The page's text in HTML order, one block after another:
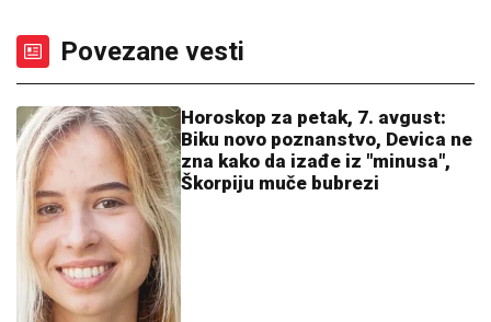
Povezane vesti
Horoskop za petak, 7. avgust:
Biku novo poznanstvo, Devica ne
zna kako da izađe iz "minusa",
Škorpiju muče bubrezi